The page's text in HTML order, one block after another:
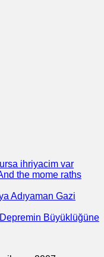
ihriyacim var
the mome raths
Adıyaman Gazi
Büyüklüğüne